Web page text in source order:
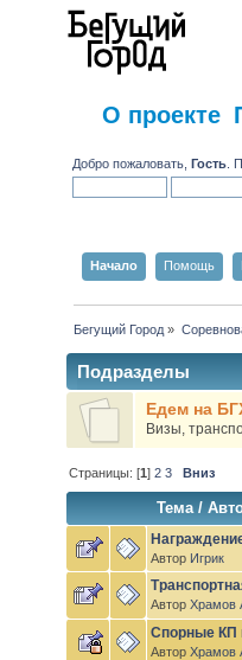
О проекте
Добро пожаловать,Гость .
Начало Помощь
Бегущий Город »
Подразделы
Едем на
Визы,
Страницы: [1]2 3 Вниз
Тема /
Автор Игрик
АвторХрамов
Спорные КП
АвторХрамов